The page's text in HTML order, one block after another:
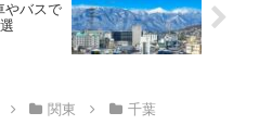
やバスで
関東 千葉